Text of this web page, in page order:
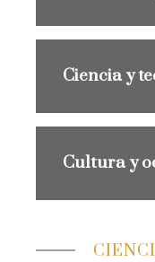
Ciencia y
Cultura y